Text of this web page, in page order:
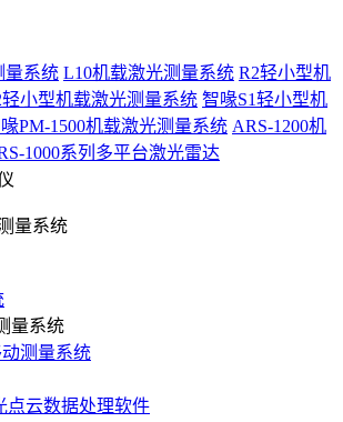
量系统 L10机载激光测量系统 R2轻小型机
轻小型机载激光测量系统 智喙S1轻小型机
PM-1500机载激光测量系统 ARS-1200机
1000系列多平台激光雷达
量系统
量系统
测量系统
云数据处理软件